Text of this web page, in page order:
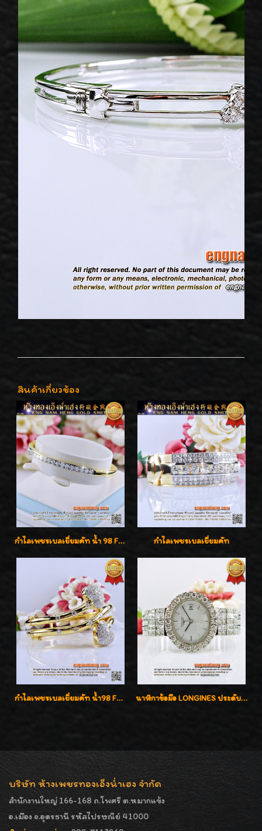
สินค้าเกี่ยวข้อง
กำไลเพชรเบลเยี่ยมคัท น้ำ 98 F-Color/VVS เพชร 22 เม็ด น้ำหนักเพชรรวม 1.97 กะรัต ตัวเรือนตัน หนาแข็งแรง เพชรสวย ขาวจั๊ว ทุกเม็ด เล่นไฟ่วิ้งสุดๆค่ะ เปิดราคาโปรโมชั่น ถูกสุดๆค่ะ กำไลเพชรเบลเยี่ยมคัท
กำไลเพชรเบลเยี่ยมคัท น้ำ98 F-Color/VVS น้ำหนักเพชรรวม 3.00 กะรัต สวยไม่ซ้ำใครค่ะ นาฬิกาข้อมือ LONGINES ประดับเพชร 5.20 กะรัต ใส่เล่น ใส่ออกงานหรูหราไฮโซค่ะ
บริษัท ห้างเพชรทองเอ็งน่ำเฮง จำกัด
สำนักงานใหญ่ 166-168 ถ.โพศรี ต.หมากแข้ง
อ.เมือง จ.อุดรธานี รหัสไปรษณีย์ 41000